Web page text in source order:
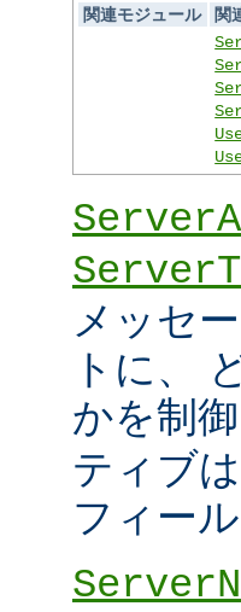
関連モジュール
関
メッセ
トに、
かを制
ティブ
フィー